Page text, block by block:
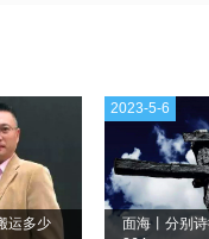
运多少
面海丨分别
2023-5-6